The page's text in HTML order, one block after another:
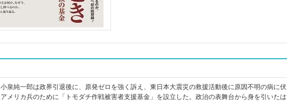
小泉純一郎は政界引退後に、原発ゼロを強く訴え、東日本大震災の救援活動後に原因不明の病に
アメリカ兵のために「トモダチ作戦被害者支援基金」を設立した。政治の表舞台から身を引いた